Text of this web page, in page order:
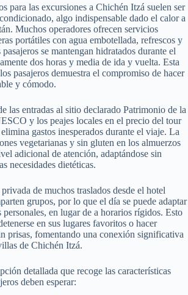
para las excursiones a Chichén Itzá suelen ser
algo indispensable dado el calor a
Muchos operadores ofrecen servicios
portátiles con agua embotellada, refrescos y
se mantengan hidratados durante el
dos horas y media de ida y vuelta. Esta
pasajeros demuestra el compromiso de hacer
y cómodo.
las entradas al sitio declarado Patrimonio de la
y los peajes locales en el precio del tour
gastos inesperados durante el viaje. La
vegetarianas y sin gluten en los almuerzos
adicional de atención, adaptándose sin
necesidades dietéticas.
de muchos traslados desde el hotel
grupos, por lo que el día se puede adaptar
personales, en lugar de a horarios rígidos. Esto
en sus lugares favoritos o hacer
prisas, fomentando una conexión significativa
de Chichén Itzá.
detallada que recoge las características
deben esperar: